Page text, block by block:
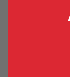
Ο
Ο
«Τα